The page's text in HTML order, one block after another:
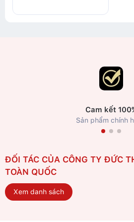
Cam kết
Sản phẩm chính
ĐỐI TÁC CỦA CÔNG TY ĐỨC
TOÀN QUỐC
Xem danh sách